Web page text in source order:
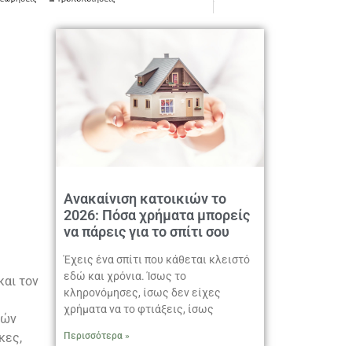
τον
Ανακαίνιση κατοικιών το
2026: Πόσα χρήματα μπορείς
να πάρεις για το σπίτι σου
Έχεις ένα σπίτι που κάθεται κλειστό
εδώ και χρόνια. Ίσως το
κληρονόμησες, ίσως δεν είχες
χρήματα να το φτιάξεις, ίσως
Περισσότερα »